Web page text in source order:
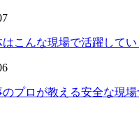
こんな現場で活躍してい
のプロが教える安全な現